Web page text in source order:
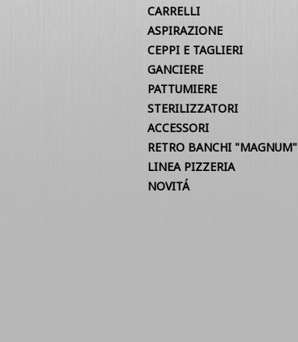
CARRELLI
ASPIRAZIONE
CEPPI E TAGLIERI
GANCIERE
PATTUMIERE
STERILIZZATORI
ACCESSORI
RETRO BANCHI "MAGNUM"
LINEA PIZZERIA
NOVITÁ